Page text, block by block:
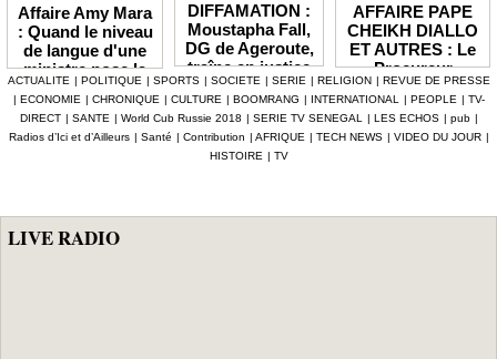
Affaire Amy Mara
: Quand le niveau
de langue d'une
ministre pose la
question de la
compétence et de
la crédibilité de
l'État
DIFFAMATION :
Moustapha Fall,
DG de Ageroute,
traîne en justice
l’ex DRH Cheikh
Amet Tidiane
Thiam
AFFAIRE PAPE
CHEIKH DIALLO
ET AUTRES : Le
Procureur
interjette appel et
maintient en
prison ceux qui
ont été placés
ACTUALITE | POLITIQUE | SPORTS | SOCIETE | SERIE | RELIGION | REVUE DE PRESSE
| ECONOMIE | CHRONIQUE | CULTURE | BOOMRANG | INTERNATIONAL | PEOPLE | TV-
DIRECT | SANTE | World Cub Russie 2018 | SERIE TV SENEGAL | LES ECHOS | pub |
Radios d’Ici et d’Ailleurs | Santé | Contribution | AFRIQUE | TECH NEWS | VIDEO DU JOUR |
HISTOIRE | TV
LIVE RADIO